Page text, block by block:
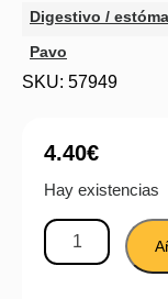
Digestivo /
Pavo
SKU: 57949
4.40€
Hay existencias